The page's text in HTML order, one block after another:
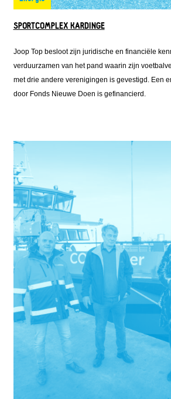
SPORTCOMPLEX KARDINGE
Joop Top besloot zijn juridische en financiële
verduurzamen van het pand waarin zijn
met drie andere verenigingen is gevestigd. Een
door Fonds Nieuwe Doen is gefinancierd.